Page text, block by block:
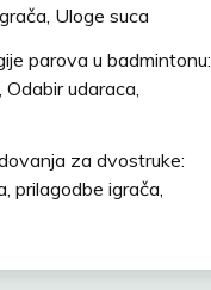
Uloge suca
parova u badmintonu:
udaraca,
za dvostruke:
prilagodbe igrača,